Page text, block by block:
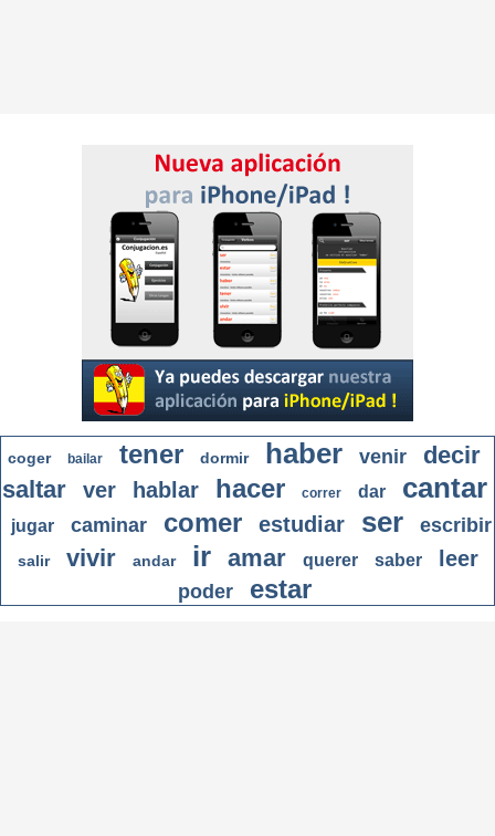
coger bailar tener dormir haber venir
decir
saltar
ver hablar hacer correr dar cantar
jugar caminar comer estudiar ser escribir
salir vivir andar ir amar querer saber leer
poder estar